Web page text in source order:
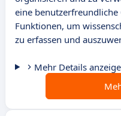
eine
Funktionen, um
zu erfassen und
Mehr Details